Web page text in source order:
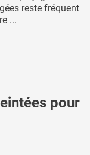
reste fréquent
...
pour